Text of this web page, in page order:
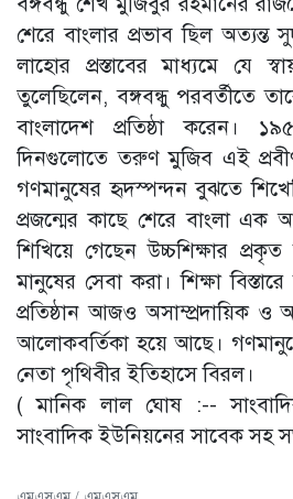
শেরে বাংলার প্রভাব ছিল অত্যন্ত
লাহোর প্রস্তাবের মাধ্যমে যে
তুলেছিলেন, বঙ্গবন্ধু পরবর্তীতে
বাংলাদেশ প্রতিষ্ঠা করেন।
দিনগুলোতে তরুণ মুজিব এই প্রবীণ
গণমানুষের হৃদস্পন্দন বুঝতে
প্রজন্মের কাছে শেরে বাংলা এক
শিখিয়ে গেছেন উচ্চশিক্ষার
মানুষের সেবা করা। শিক্ষা
প্রতিষ্ঠান আজও অসাম্প্রদায়িক
আলোকবর্তিকা হয়ে আছে।
নেতা পৃথিবীর ইতিহাসে বিরল।
( মানিক লাল ঘোষ :--
সাংবাদিক ইউনিয়নের সাবেক সহ